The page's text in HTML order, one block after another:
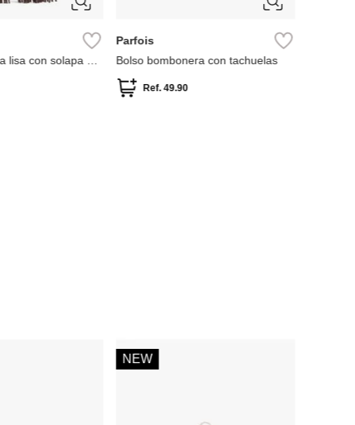
lisa con solapa y
Parfois
Bolso bombonera con tachuelas
Ref.49.90
NEW